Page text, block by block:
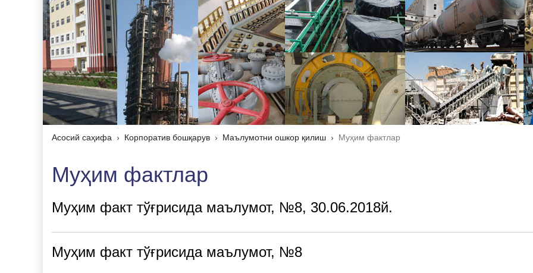
Асосий саҳифа Корпоратив бошқарув Маълумотни ошкор қилиш Муҳим фактлар
Муҳим фактлар
Муҳим факт тўғрисида маълумот, №8, 30.06.2018й.
Муҳим факт тўғрисида маълумот, №8